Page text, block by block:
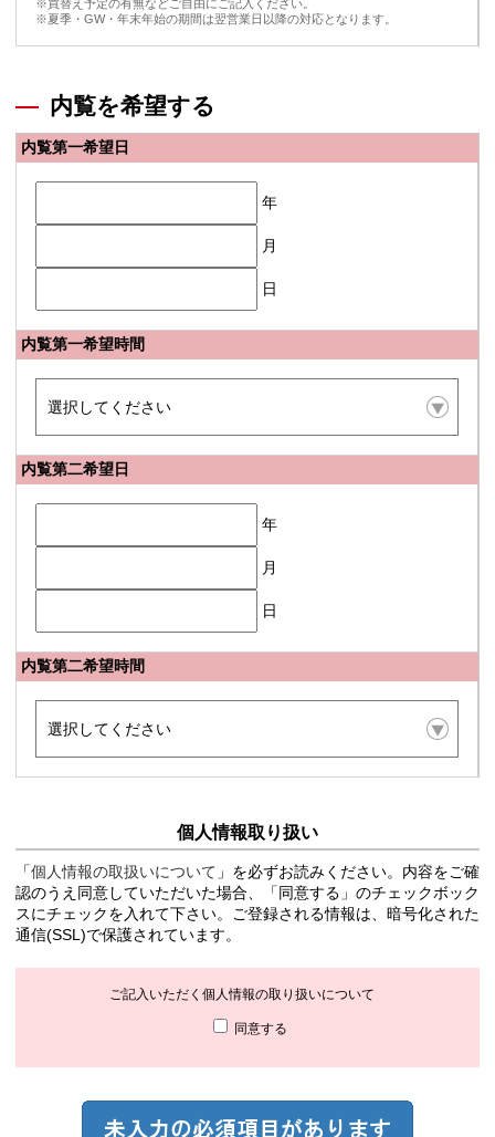
※買替え予定の有無などご自由にご記入ください。
※夏季・GW・年末年始の期間は翌営業日以降の対応となります。
内覧を希望する
内覧第一希望日
年
月
日
内覧第一希望時間
内覧第二希望日
年
月
日
内覧第二希望時間
個人情報取り扱い
「個人情報の取扱いについて 」を必ずお読みください。内容をご確
認のうえ同意していただいた場合、「同意する」のチェックボック
スにチェックを入れて下さい。ご登録される情報は、暗号化された
通信(SSL)で保護されています。
ご記入いただく個人情報の取り扱いについて
同意する